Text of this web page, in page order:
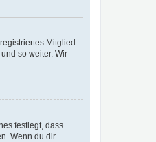
Mitglied
so weiter. Wir
festlegt, dass
Wenn du dir